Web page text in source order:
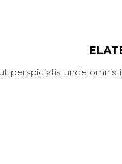
perspiciatis unde omnis